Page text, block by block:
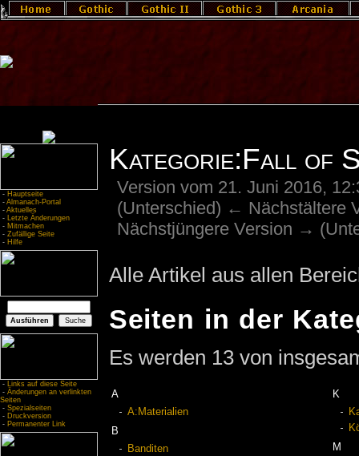
- Hauptseite
- Almanach-Portal
- Aktuelles
- Letzte Änderungen
- Mitmachen
- Zufällige Seite
- Hilfe
- Links auf diese Seite
- Änderungen an verlinkten
Seiten
- Spezialseiten
- Druckversion
- Permanenter Link
Kategorie:Fall of
Version vom 21. Juni 2016,
(Unterschied) ← Nächstältere
Nächstjüngere Version →
Alle Artikel aus allen
Seiten in der
Es werden 13 von
A
A:Materialien
B
Banditen
K
M